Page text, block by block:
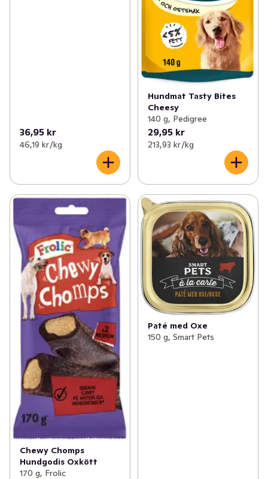
36,95 kr
46,19 kr /kg
Hundmat Tasty Bites
Cheesy
140 g, Pedigree
29,95 kr
213,93 kr /kg
Chewy Chomps
Hundgodis Oxkött
170 g, Frolic
Paté med Oxe
150 g, Smart Pets